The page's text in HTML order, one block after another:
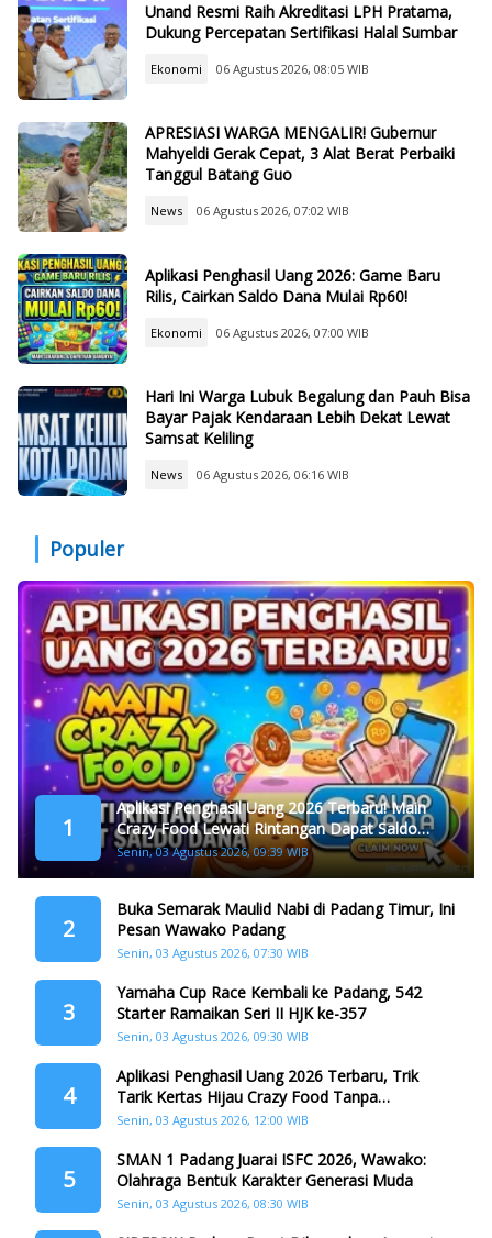
Unand Resmi Raih Akreditasi LPH Pratama,
Dukung Percepatan Sertifikasi Halal Sumbar
Ekonomi 06 Agustus 2026, 08:05 WIB
APRESIASI WARGA MENGALIR! Gubernur
Mahyeldi Gerak Cepat, 3 Alat Berat Perbaiki
Tanggul Batang Guo
News 06 Agustus 2026, 07:02 WIB
Aplikasi Penghasil Uang 2026: Game Baru
Rilis, Cairkan Saldo Dana Mulai Rp60!
Ekonomi 06 Agustus 2026, 07:00 WIB
Hari Ini Warga Lubuk Begalung dan Pauh Bisa
Bayar Pajak Kendaraan Lebih Dekat Lewat
Samsat Keliling
News 06 Agustus 2026, 06:16 WIB
Populer
1
Aplikasi Penghasil Uang 2026 Terbaru! Main
Crazy Food Lewati Rintangan Dapat Saldo
Dana
Senin, 03 Agustus 2026, 09:39 WIB
2
Buka Semarak Maulid Nabi di Padang Timur, Ini
Pesan Wawako Padang
Senin, 03 Agustus 2026, 07:30 WIB
3
Yamaha Cup Race Kembali ke Padang, 542
Starter Ramaikan Seri II HJK ke-357
Senin, 03 Agustus 2026, 09:30 WIB
4
Aplikasi Penghasil Uang 2026 Terbaru, Trik
Tarik Kertas Hijau Crazy Food Tanpa
Penggandaan
Senin, 03 Agustus 2026, 12:00 WIB
5
SMAN 1 Padang Juarai ISFC 2026, Wawako:
Olahraga Bentuk Karakter Generasi Muda
Senin, 03 Agustus 2026, 08:30 WIB